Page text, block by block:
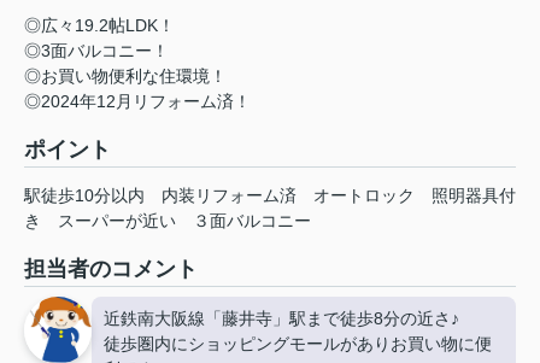
◎広々19.2帖LDK！
◎3面バルコニー！
◎お買い物便利な住環境！
◎2024年12月リフォーム済！
ポイント
駅徒歩10分以内 内装リフォーム済 オートロック
照明器具付
き
スーパーが近い ３面バルコニー
担当者のコメント
近鉄南大阪線「藤井寺」駅まで徒歩8分の近さ♪
徒歩圏内にショッピングモールがありお買い物に便